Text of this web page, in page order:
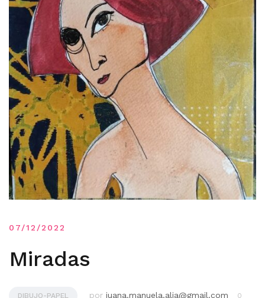
07/12/2022
Miradas
DIBUJO-PAPEL por juana.manuela.alia@gmail.com 0